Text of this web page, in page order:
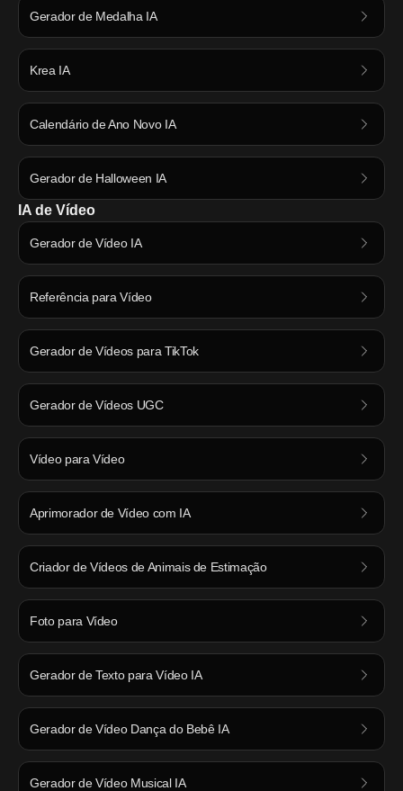
Gerador de Medalha IA
Krea IA
Calendário de Ano Novo IA
Gerador de Halloween IA
IA de Vídeo
Gerador de Vídeo IA
Referência para Vídeo
Gerador de Vídeos para TikTok
Gerador de Vídeos UGC
Vídeo para Vídeo
Aprimorador de Vídeo com IA
Criador de Vídeos de Animais de Estimação
Foto para Vídeo
Gerador de Texto para Vídeo IA
Gerador de Vídeo Dança do Bebê IA
Gerador de Vídeo Musical IA